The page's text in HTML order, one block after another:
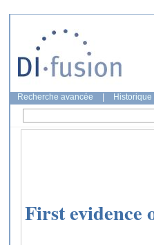
Recherche avancée
First evidence